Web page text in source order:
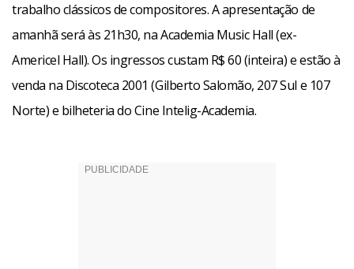
trabalho clássicos de compositores. A apresentação de
amanhã será às 21h30, na Academia Music Hall (ex-
Americel Hall). Os ingressos custam R$ 60 (inteira) e estão à
venda na Discoteca 2001 (Gilberto Salomão, 207 Sul e 107
Norte) e bilheteria do Cine Intelig-Academia.